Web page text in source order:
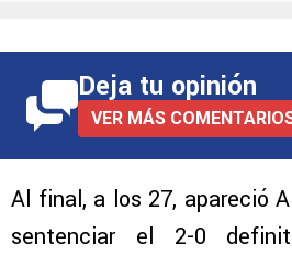
Deja tu opinión
VER MÁS
Al final, a los 27, apareció
sentenciar el 2-0